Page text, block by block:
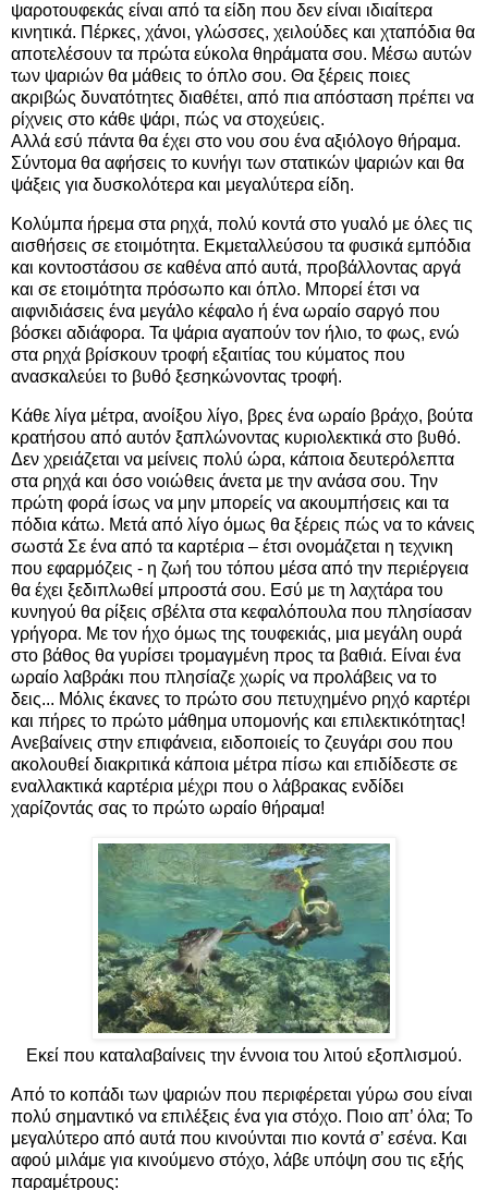
ψαροτουφεκάς είναι από τα είδη που δεν είναι ιδιαίτερα
κινητικά. Πέρκες, χάνοι, γλώσσες, χειλούδες και χταπόδια θα
αποτελέσουν τα πρώτα εύκολα θηράματα σου. Μέσω αυτών
των ψαριών θα μάθεις το όπλο σου. Θα ξέρεις ποιες
ακριβώς δυνατότητες διαθέτει, από πια απόσταση πρέπει να
ρίχνεις στο κάθε ψάρι, πώς να στοχεύεις.
Αλλά εσύ πάντα θα έχει στο νου σου ένα αξιόλογο θήραμα.
Σύντομα θα αφήσεις το κυνήγι των στατικών ψαριών και θα
ψάξεις για δυσκολότερα και μεγαλύτερα είδη.
Κολύμπα ήρεμα στα ρηχά, πολύ κοντά στο γυαλό με όλες τις
αισθήσεις σε ετοιμότητα. Εκμεταλλεύσου τα φυσικά εμπόδια
και κοντοστάσου σε καθένα από αυτά, προβάλλοντας αργά
και σε ετοιμότητα πρόσωπο και όπλο. Μπορεί έτσι να
αιφνιδιάσεις ένα μεγάλο κέφαλο ή ένα ωραίο σαργό που
βόσκει αδιάφορα. Τα ψάρια αγαπούν τον ήλιο, το φως, ενώ
στα ρηχά βρίσκουν τροφή εξαιτίας του κύματος που
ανασκαλεύει το βυθό ξεσηκώνοντας τροφή.
Κάθε λίγα μέτρα, ανοίξου λίγο, βρες ένα ωραίο βράχο, βούτα
κρατήσου από αυτόν ξαπλώνοντας κυριολεκτικά στο βυθό.
Δεν χρειάζεται να μείνεις πολύ ώρα, κάποια δευτερόλεπτα
στα ρηχά και όσο νοιώθεις άνετα με την ανάσα σου. Την
πρώτη φορά ίσως να μην μπορείς να ακουμπήσεις και τα
πόδια κάτω. Μετά από λίγο όμως θα ξέρεις πώς να το κάνεις
σωστά Σε ένα από τα καρτέρια – έτσι ονομάζεται η τεχνικη
που εφαρμόζεις - η ζωή του τόπου μέσα από την περιέργεια
θα έχει ξεδιπλωθεί μπροστά σου. Εσύ με τη λαχτάρα του
κυνηγού θα ρίξεις σβέλτα στα κεφαλόπουλα που πλησίασαν
γρήγορα. Με τον ήχο όμως της τουφεκιάς, μια μεγάλη ουρά
στο βάθος θα γυρίσει τρομαγμένη προς τα βαθιά. Είναι ένα
ωραίο λαβράκι που πλησίαζε χωρίς να προλάβεις να το
δεις... Μόλις έκανες το πρώτο σου πετυχημένο ρηχό καρτέρι
και πήρες το πρώτο μάθημα υπομονής και επιλεκτικότητας!
Ανεβαίνεις στην επιφάνεια, ειδοποιείς το ζευγάρι σου που
ακολουθεί διακριτικά κάποια μέτρα πίσω και επιδίδεστε σε
εναλλακτικά καρτέρια μέχρι που ο λάβρακας ενδίδει
χαρίζοντάς σας το πρώτο ωραίο θήραμα!
Εκεί που καταλαβαίνεις την έννοια του λιτού εξοπλισμού.
Από το κοπάδι των ψαριών που περιφέρεται γύρω σου είναι
πολύ σημαντικό να επιλέξεις ένα για στόχο. Ποιο απ’ όλα; Το
μεγαλύτερο από αυτά που κινούνται πιο κοντά σ’ εσένα. Και
αφού μιλάμε για κινούμενο στόχο, λάβε υπόψη σου τις εξής
παραμέτρους: